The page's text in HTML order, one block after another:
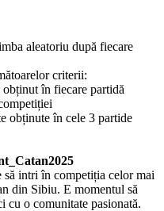
aleatoriu după fiecare
criterii:
în fiecare partidă
obținute în cele 3 partide
să intri în competiția celor mai
din Sibiu. E momentul să
cu o comunitate pasionată.